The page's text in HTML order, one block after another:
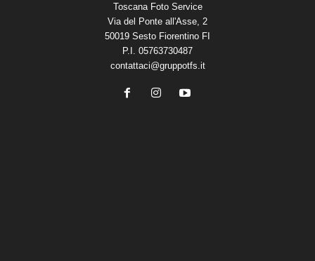
Toscana Foto Service
Via del Ponte all'Asse, 2
50019 Sesto Fiorentino FI
P.I. 05763730487
contattaci@gruppotfs.it